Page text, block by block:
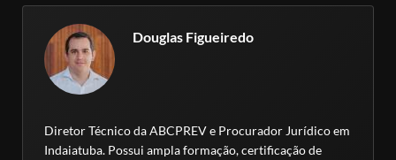
Douglas Figueiredo
Diretor Técnico da ABCPREV e Procurador Jurídico em
Indaiatuba. Possui ampla formação, certificação de